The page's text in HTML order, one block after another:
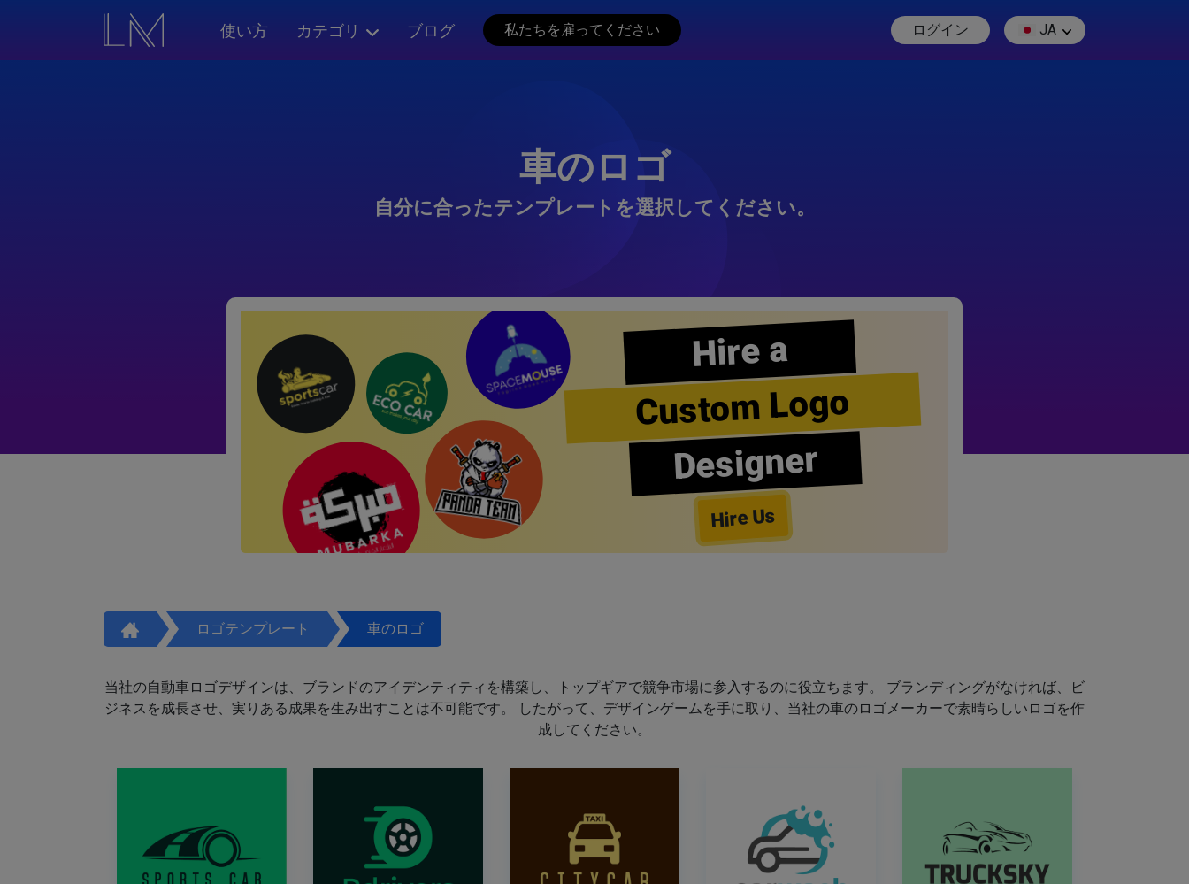
使い方 カテゴリ ブログ 私たちを雇ってください ログイン JA
車のロゴ
自分に合ったテンプレートを選択してください。
Hire a
Custom Logo
Designer
Hire Us
ロゴテンプレート 車のロゴ
当社の自動車ロゴデザインは、ブランドのアイデンティティを構築し、トップギアで競争市場に参入するのに役立ちます。 ブランディングがなければ、ビ
ジネスを成長させ、実りある成果を生み出すことは不可能です。 したがって、デザインゲームを手に取り、当社の車のロゴメーカーで素晴らしいロゴを作
成してください。